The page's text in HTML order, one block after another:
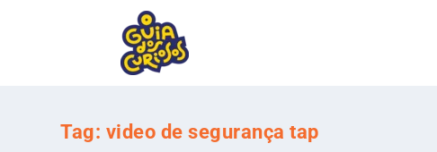
Tag: video de segurança tap